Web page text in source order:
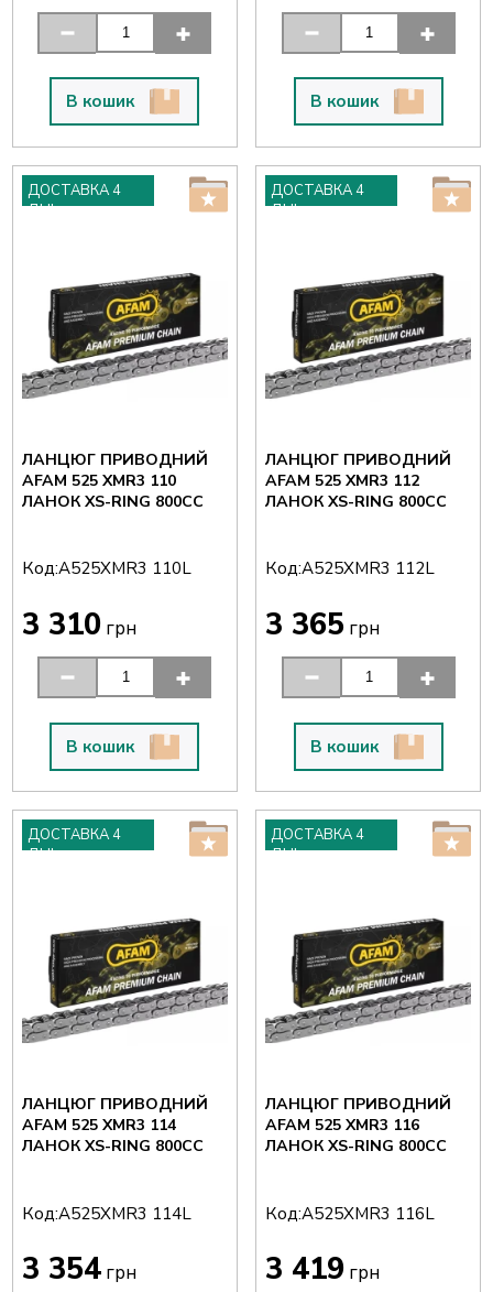
В кошик В кошик
ДОСТАВКА 4
ДНІ
ЛАНЦЮГ ПРИВОДНИЙ
AFAM 525 XMR3 110
ЛАНОК XS-RING 800CC
Код:A525XMR3 110L
3 310грн
В кошик
ДОСТАВКА 4
ДНІ
ЛАНЦЮГ ПРИВОДНИЙ
AFAM 525 XMR3 112
ЛАНОК XS-RING 800CC
Код:A525XMR3 112L
3 365 грн
В кошик
ДОСТАВКА 4
ДНІ
ЛАНЦЮГ ПРИВОДНИЙ
AFAM 525 XMR3 114
ЛАНОК XS-RING 800CC
Код:A525XMR3 114L
3 354грн
ДОСТАВКА 4
ДНІ
ЛАНЦЮГ ПРИВОДНИЙ
AFAM 525 XMR3 116
ЛАНОК XS-RING 800CC
Код:A525XMR3 116L
3 419 грн